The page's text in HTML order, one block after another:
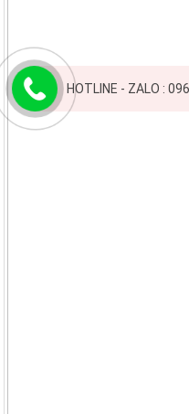
HOTLINE - ZALO :